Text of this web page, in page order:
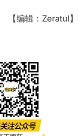
【编辑：Zeratul】